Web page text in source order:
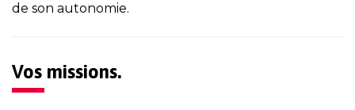
de son autonomie.
Vos missions.